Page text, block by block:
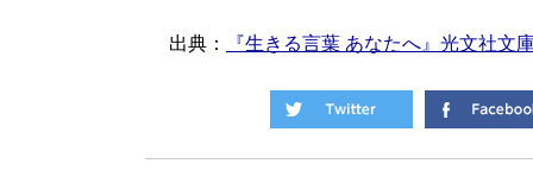
出典： 『生きる言葉 あなたへ』光文社文